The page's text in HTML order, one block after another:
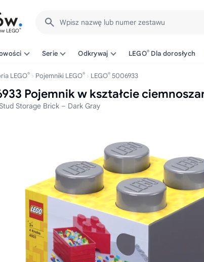
LEGO®
Wpisz nazwę lub numer zestawu
Serie Odkrywaj LEGO® Dla dorosłych
LEGO® Pojemniki LEGO® LEGO® 5006933
Pojemnik w kształcie
Storage Brick – Dark Gray